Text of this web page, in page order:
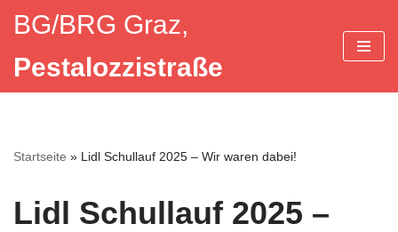
Inhalt
springen
BG/BRG Graz,
Pestalozzistraße
Startseite » Lidl Schullauf 2025 – Wir waren dabei!
Lidl Schullauf 2025 –